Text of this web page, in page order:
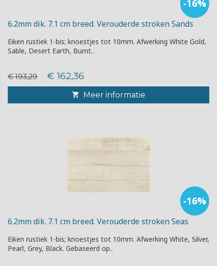
-16%
6.2mm dik. 7.1 cm breed. Verouderde stroken Sands
Eiken rustiek 1-bis; knoestjes tot 10mm. Afwerking White Gold,
Sable, Desert Earth, Burnt..
€ 193,29 € 162,36
Meer informatie
-16%
6.2mm dik. 7.1 cm breed. Verouderde stroken Seas
Eiken rustiek 1-bis; knoestjes tot 10mm. Afwerking White, Silver,
Pearl, Grey, Black. Gebaseerd op..